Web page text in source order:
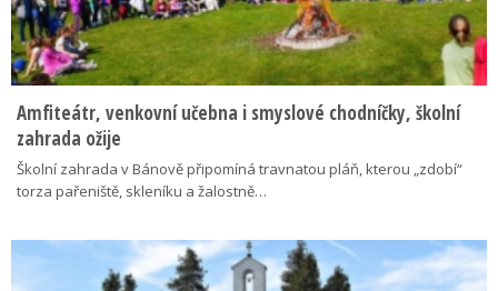
Amfiteátr, venkovní učebna i smyslové chodníčky, školní
zahrada ožije
Školní zahrada v Bánově připomíná travnatou pláň, kterou „zdobí“
torza pařeniště, skleníku a žalostně…